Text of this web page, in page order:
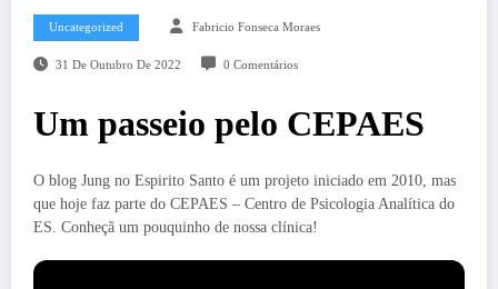
Uncategorized Fabricio Fonseca Moraes
31 De Outubro De 2022 0 Comentários
Um passeio pelo CEPAES
O blog Jung no Espirito Santo é um projeto iniciado em 2010, mas
que hoje faz parte do CEPAES – Centro de Psicologia Analítica do
ES. Conheçã um pouquinho de nossa clínica!